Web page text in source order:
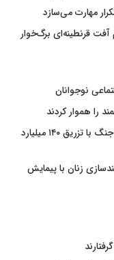
مهارت می‌سازد
قرنطینه‌ای برگ‌خوار
نوجوانان
را هموار کردند
مهار موج تعدیل نیروی شرکت‌های فناور پس از جنگ با تزریق ۱۴۰ میلیارد
زنان با پیمایش